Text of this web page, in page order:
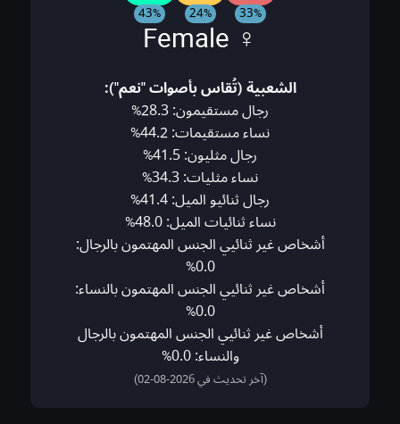
33%
24%
43% ♀ Female
الشعبية (تُقاس بأصوات "نعم"):
رجال مستقيمون: 28.3%
نساء مستقيمات: 44.2%
رجال مثليون: 41.5%
نساء مثليات: 34.3%
رجال ثنائيو الميل: 41.4%
نساء ثنائيات الميل: 48.0%
أشخاص غير ثنائيي الجنس المهتمون بالرجال:
0.0%
أشخاص غير ثنائيي الجنس المهتمون بالنساء:
0.0%
أشخاص غير ثنائيي الجنس المهتمون بالرجال
والنساء: 0.0%
(آخر تحديث في 2026-08-02)